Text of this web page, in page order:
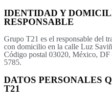
Aeropuertos
Columnistas
IDENTIDAD Y
RESPONSABLE
Grupo T21 es el responsable del
con domicilio en la calle Luz
Código postal 03020, México,
5785.
DATOS PERSONALES
T21